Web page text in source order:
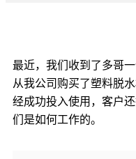
最近，我们收到了多哥
从我公司购买了塑料脱
经成功投入使用，客户
们是如何工作的。